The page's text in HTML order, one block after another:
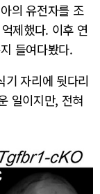
의 유전자를 조
제했다. 이후 연
들여다봤다.
기 자리에 뒷다리
일이지만, 전혀